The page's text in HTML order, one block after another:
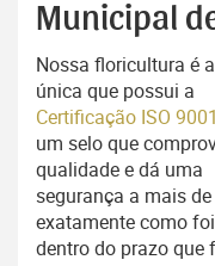
Municipal
Nossa floricultura é a
única que possui a
Certificação ISO 9001
um selo que
qualidade e dá uma
segurança a mais
exatamente como
dentro do prazo que